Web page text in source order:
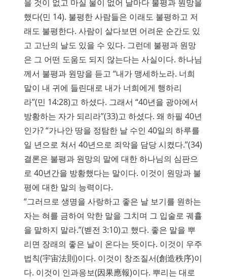
을 것이 없고 마실 물이 없어 날마다 불평과 원망을
했다(민 14). 불평한 사람들은 이래도 불평하고 저
래도 불평한다. 사람이 살다보면 어려운 순간도 있
고 고난의 날도 있을 수 있다. 그런데 불평과 원망
은 그 어떤 도움도 되지 않는다는 사실이다. 하나님
께서 불평과 원망을 듣고 “내가 맹세하노라. 너희
말이 내 귀에 들린대로 내가 너희에게 행하리
라”(민 14:28)고 하셨다. 그래서 “40년을 광야에서
방황하는 자가 되리라”(33)고 하셨다. 왜 하필 40년
인가? “가나안 땅을 정탐한 날 수인 40일의 하루를
일 년으로 쳐서 40년으로 죄악을 담당 시켰다.”(34)
결론은 불평과 원망의 말에 대한 하나님의 심판으
로 40년간을 방황했다는 말이다. 이것이 원망과 불
평에 대한 말의 능력이다.
“그러므로 생명을 사랑하고 좋은 날 보기를 원하는
자는 혀를 금하여 악한 말을 그치며 그 입술로 궤휼
을 말하지 말라.”(벧전 3:10)고 했다. 좋은 말을 뿌
리면 장래의 좋은 날이 온다는 뜻이다. 이것이 우주
법칙(宇宙法則)이다. 이것이 창조질서(創造秩序)이
다. 이것이 인과응보(因果應報)이다. 뿌리는 대로